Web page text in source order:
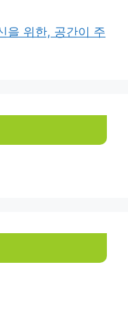
을 위한, 공간이 주